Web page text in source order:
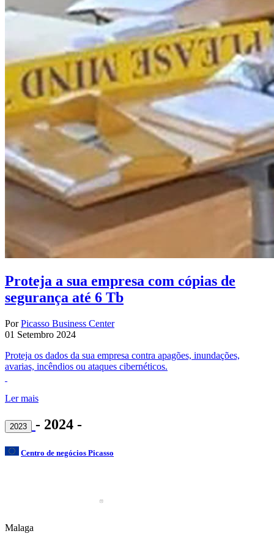
Proteja a sua empresa com cópias de
segurança até 6 Tb
PorPicasso Business Center
01 Setembro 2024
Proteja os dados da sua empresa contra apagões, inundações,
avarias, incêndios ou ataques cibernéticos.
Ler mais
2023 - 2024 -
Centro de negócios Picasso
Malaga